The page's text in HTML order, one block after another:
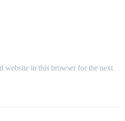
website in this browser for the next